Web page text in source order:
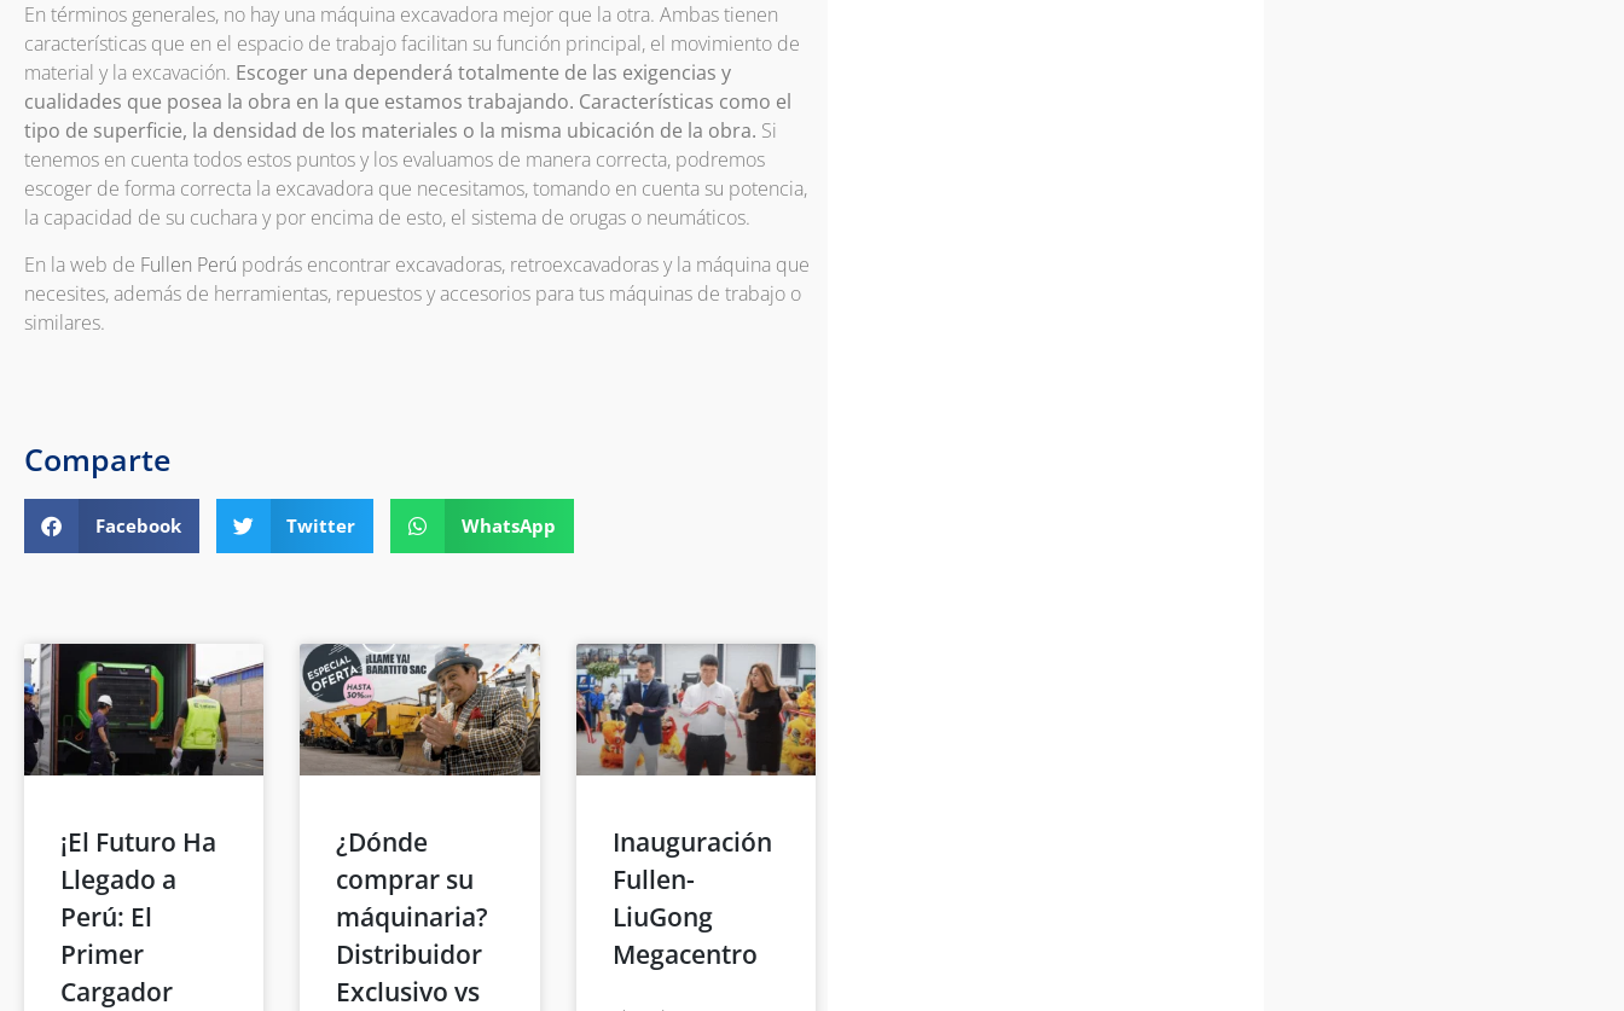
En términos generales, no hay una máquina excavadora mejor que la otra. Ambas tienen
características que en el espacio de trabajo facilitan su función principal, el movimiento de
material y la excavación. Escoger una dependerá totalmente de las exigencias y
cualidades que posea la obra en la que estamos trabajando. Características como el
tipo de superficie, la densidad de los materiales o la misma ubicación de la obra. Si
tenemos en cuenta todos estos puntos y los evaluamos de manera correcta, podremos
escoger de forma correcta la excavadora que necesitamos, tomando en cuenta su potencia,
la capacidad de su cuchara y por encima de esto, el sistema de orugas o neumáticos.
En la web de Fullen Perú podrás encontrar excavadoras, retroexcavadoras y la máquina que
necesites, además de herramientas, repuestos y accesorios para tus máquinas de trabajo o
similares.
Comparte
Facebook Twitter WhatsApp
¡El Futuro Ha
Llegado a
Perú: El
Primer
Cargador
¿Dónde
comprar su
máquinaria?
Distribuidor
Exclusivo vs
Inauguración
Fullen-
LiuGong
Megacentro